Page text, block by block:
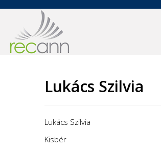
Lukács Szilvia
Lukács Szilvia
Kisbér